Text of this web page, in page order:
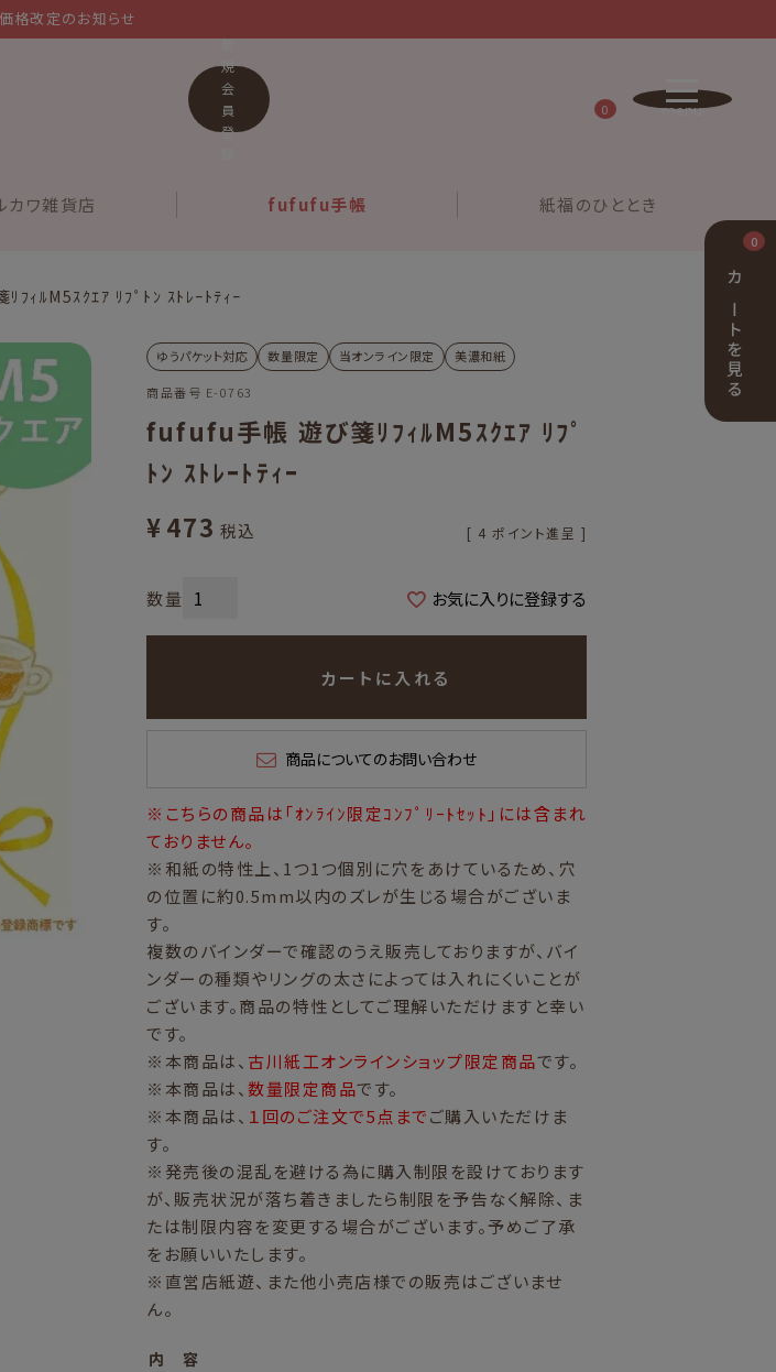
格改定のお知らせ
カワ雑貨店 fufufu手帳 紙福のひととき
新
規
会
員
登
0
ﾌｨﾙM5ｽｸｴｱ ﾘﾌﾟﾄﾝ ｽﾄﾚｰﾄﾃｨｰ
ゆうパケット対応 数量限定 当オンライン限定 美濃和紙
商品番号 E-0763
fufufu手帳 遊び箋ﾘﾌｨﾙM5ｽｸｴｱ ﾘﾌﾟ
ﾄﾝ ｽﾄﾚｰﾄﾃｨｰ
¥473 税込 [ 4 ポイント進呈 ]
お気に入りに登録する
カートに入れる
商品についてのお問い合わせ
※こちらの商品は「ｵﾝﾗｲﾝ限定ｺﾝﾌﾟﾘｰﾄｾｯﾄ」には含まれ
ておりません。
※和紙の特性上、1つ1つ個別に穴をあけているため、穴
の位置に約0.5mm以内のズレが生じる場合がございま
す。
複数のバインダーで確認のうえ販売しておりますが、バイ
ンダーの種類やリングの太さによっては入れにくいことが
ございます。商品の特性としてご理解いただけますと幸い
です。
※本商品は、 古川紙工オンラインショップ限定商品です。
※本商品は、数量限定商品です。
※本商品は、 １回のご注文で5点までご購入いただけま
す。
※発売後の混乱を避ける為に購入制限を設けております
が、販売状況が落ち着きましたら制限を予告なく解除、ま
たは制限内容を変更する場合がございます。予めご了承
をお願いいたします。
※直営店紙遊、また他小売店様での販売はございませ
ん。
内 容
0
カートを見る